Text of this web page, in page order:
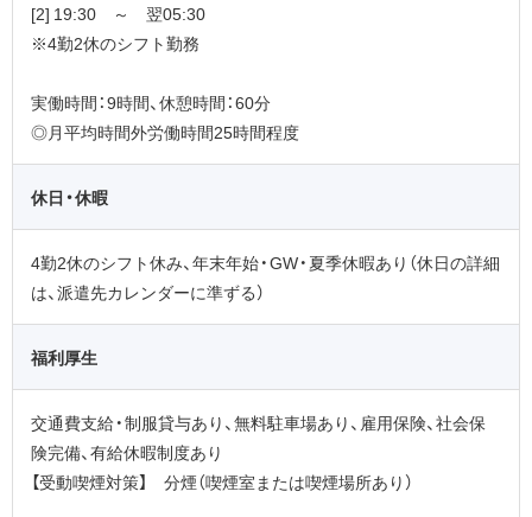
[2] 19:30 ～ 翌05:30
※4勤2休のシフト勤務
実働時間：9時間、休憩時間：60分
◎月平均時間外労働時間25時間程度
休日・休暇
4勤2休のシフト休み、年末年始・GW・夏季休暇あり（休日の詳細
は、派遣先カレンダーに準ずる）
福利厚生
交通費支給・制服貸与あり、無料駐車場あり、雇用保険、社会保
険完備、有給休暇制度あり
【受動喫煙対策】 分煙（喫煙室または喫煙場所あり）